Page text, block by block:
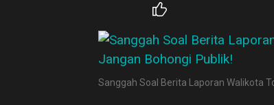
Sanggah Soal Berita Laporan Walikota